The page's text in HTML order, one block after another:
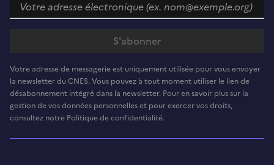
Votre adresse de messagerie est uniquement utilisée pour vous envoyer
la newsletter du CNES. Vous pouvez à tout moment utiliser le lien de
désabonnement intégré dans la newsletter. Pour en savoir plus sur la
gestion de vos données personnelles et pour exercer vos droits,
consultez notre Politique de confidentialité.